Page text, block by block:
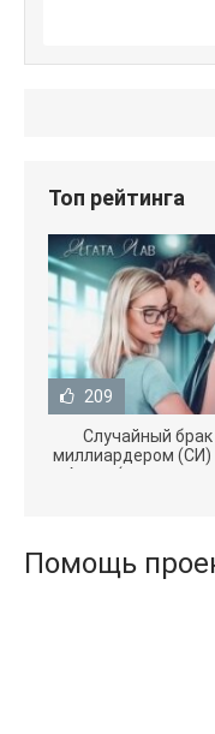
Топ рейтинга
209
Случайный брак
миллиардером (СИ)
Агата (полная
Помощь